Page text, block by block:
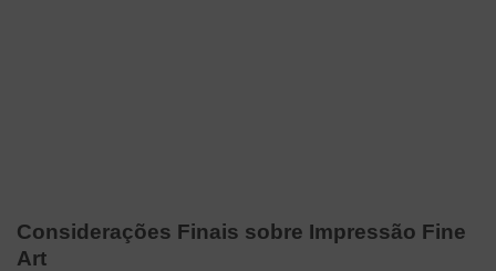
Considerações Finais sobre Impressão Fine
Art